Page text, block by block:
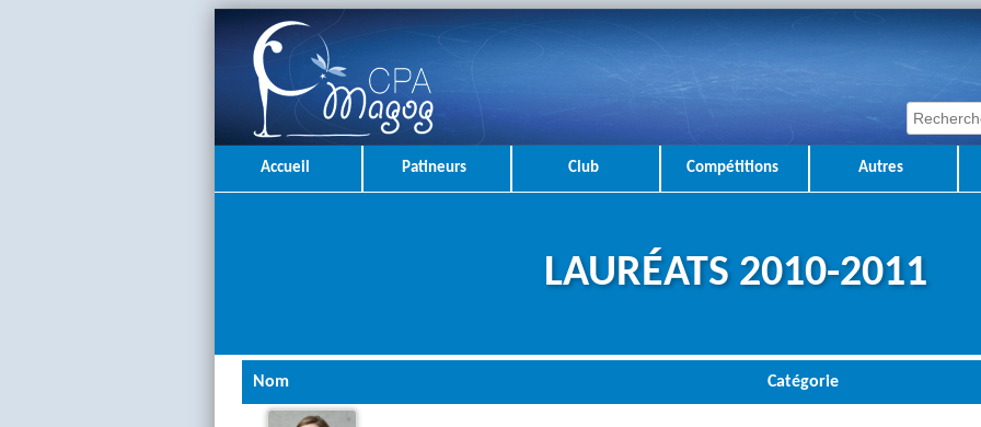
Accueil Patineurs Club Compétitions Autres
LAURÉATS 2010-2011
Nom Catégorie